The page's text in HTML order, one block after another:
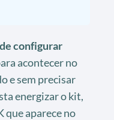
configurar
acontecer no
e sem precisar
energizar o kit,
que aparece no